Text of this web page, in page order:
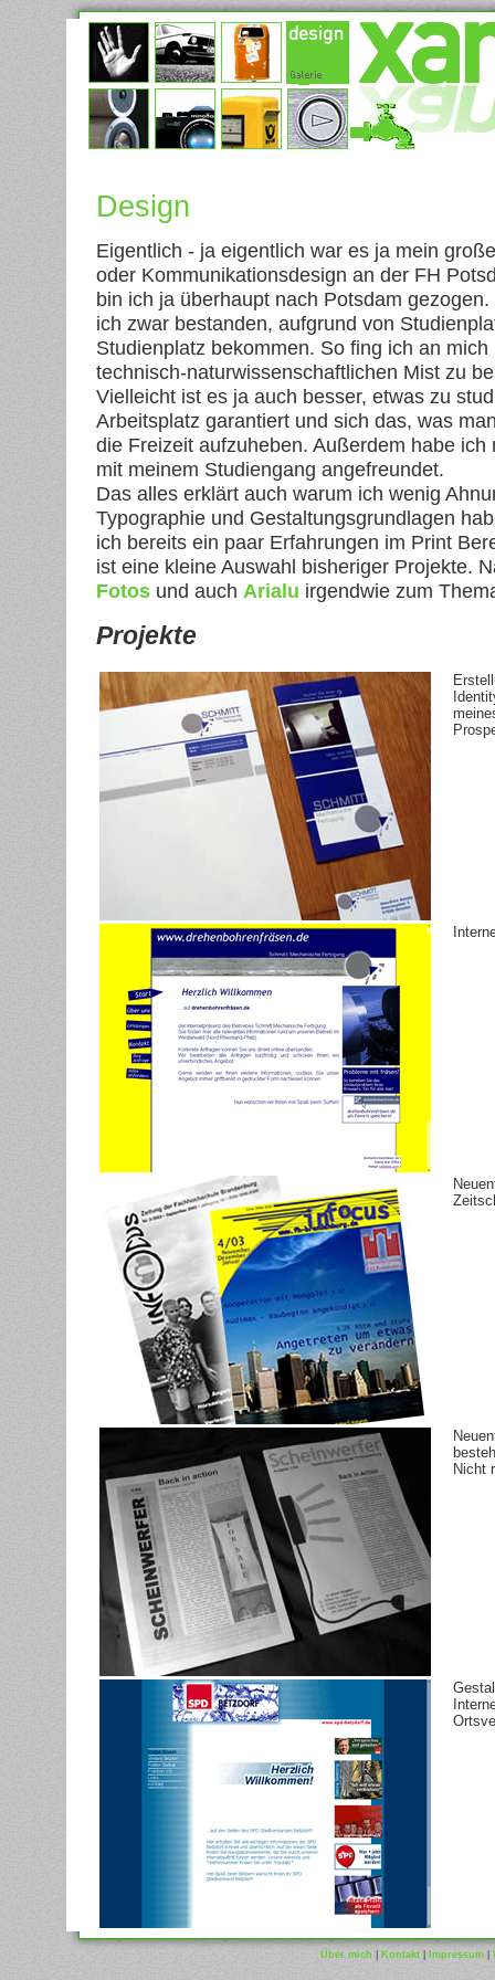
Design
Eigentlich - ja eigentlich war es ja mein
oder Kommunikationsdesign an der FH
bin ich ja überhaupt nach Potsdam
ich zwar bestanden, aufgrund von
Studienplatz bekommen. So fing ich an
technisch-naturwissenschaftlichen Mist zu
Vielleicht ist es ja auch besser, etwas zu
Arbeitsplatz garantiert und sich das, was
die Freizeit aufzuheben. Außerdem habe
mit meinem Studiengang angefreundet.
Das alles erklärt auch warum ich wenig
Typographie und Gestaltungsgrundlagen
ich bereits ein paar Erfahrungen im Print
ist eine kleine Auswahl bisheriger Projekte.
Fotos und auch Arialu irgendwie zum
Projekte
Nicht
Über mich Kontakt| Impressum|